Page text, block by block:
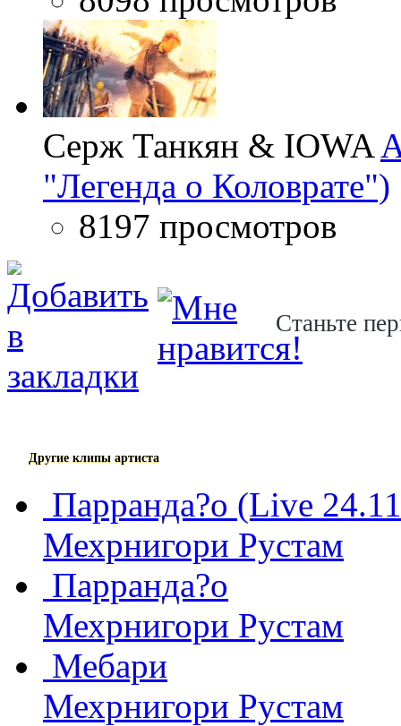
Серж Танкян & IOWA
"Легенда о Коловрате")
8197 просмотров
Станьте
Другие клипы артиста
Парранда?о (Live
Мехрнигори Рустам
Парранда?о
Мехрнигори Рустам
Мебари
Мехрнигори Рустам